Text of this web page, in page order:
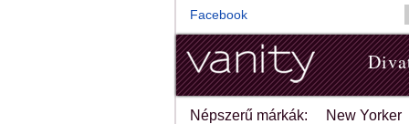
Facebook
Népszerű márkák: New Yorker